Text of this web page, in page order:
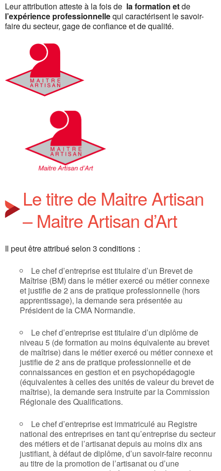
Leur attribution atteste à la fois de la formation etde
l’expérience professionnellequi caractérisent le savoir-
faire du secteur, gage de confiance et de qualité.
Le titre de Maitre Artisan
– Maitre Artisan d’Art
Il peut être attribué selon 3 conditions :
Le chef d’entreprise est titulaire d’un Brevet de
Maîtrise (BM) dans le métier exercé ou métier connexe
et justifie de 2 ans de pratique professionnelle (hors
apprentissage), la demande sera présentée au
Président de la CMA Normandie.
Le chef d’entreprise est titulaire d’un diplôme de
niveau 5 (de formation au moins équivalente au brevet
de maîtrise) dans le métier exercé ou métier connexe et
justifie de 2 ans de pratique professionnelle et de
connaissances en gestion et en psychopédagogie
(équivalentes à celles des unités de valeur du brevet de
maîtrise), la demande sera instruite par la Commission
Régionale des Qualifications.
Le chef d’entreprise est immatriculé au Registre
national des entreprises en tant qu’entreprise du secteur
des métiers et de l’artisanat depuis au moins dix ans
justifiant, à défaut de diplôme, d’un savoir-faire reconnu
au titre de la promotion de l’artisanat ou d’une